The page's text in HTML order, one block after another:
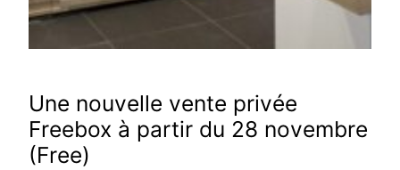
Une nouvelle vente privée
Freebox à partir du 28 novembre
(Free)